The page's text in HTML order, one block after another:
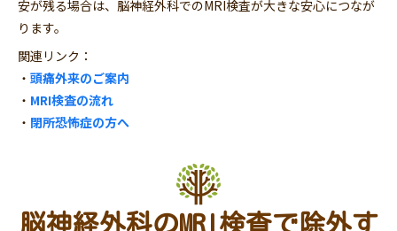
安が残る場合は、脳神経外科でのMRI検査が大きな安心につなが
ります。
関連リンク：
・ 頭痛外来のご案内
・ MRI検査の流れ
・ 閉所恐怖症の方へ
脳神経外科のMRI検査で除外す